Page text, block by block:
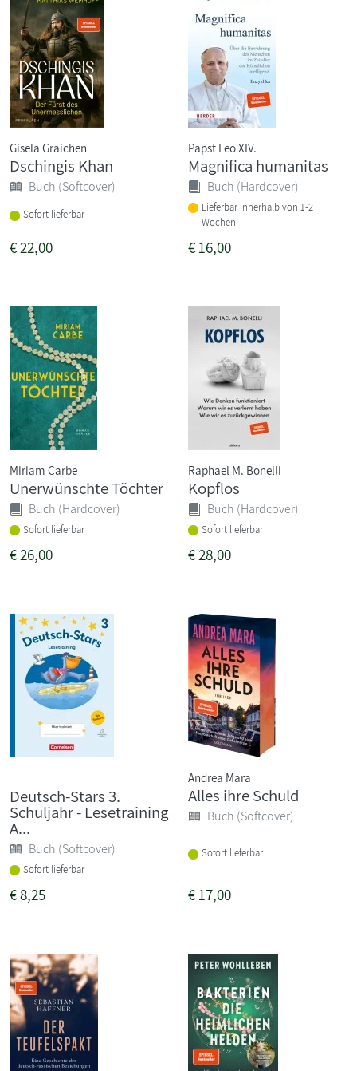
Gisela Graichen
Dschingis Khan
Buch (Softcover)
Sofort lieferbar
€22,00
Papst Leo XIV.
Magnifica humanitas
Buch (Hardcover)
Lieferbar innerhalb von 1-2
Wochen
€16,00
Miriam Carbe
Unerwünschte Töchter
Buch (Hardcover)
Sofort lieferbar
€26,00
Raphael M. Bonelli
Kopflos
Buch (Hardcover)
Sofort lieferbar
€28,00
Deutsch-Stars 3.
Schuljahr - Lesetraining
A...
Buch (Softcover)
Sofort lieferbar
€8,25
Andrea Mara
Alles ihre Schuld
Buch (Softcover)
Sofort lieferbar
€17,00